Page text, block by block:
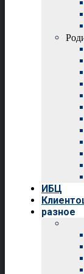
ИБЦ
разное